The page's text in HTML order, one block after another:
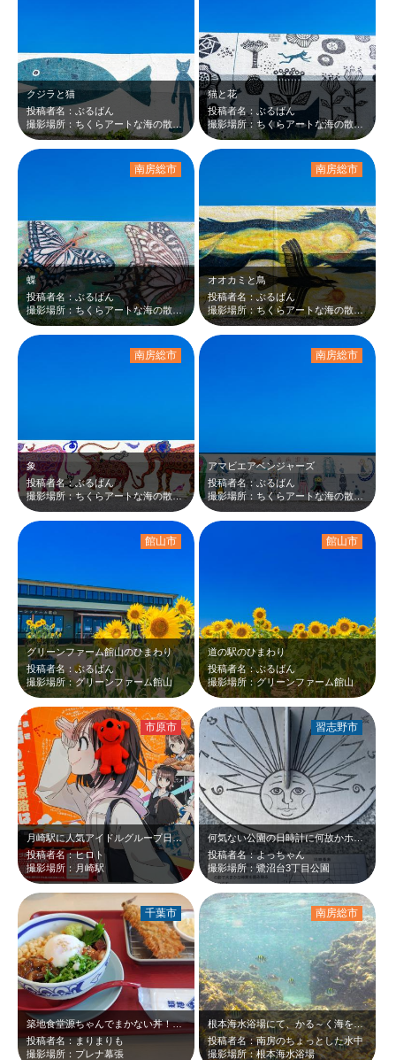
クジラと猫
投稿者名：ぶるばん
撮影場所：ちくらアートな海の散歩道
猫と花
投稿者名：ぶるばん
撮影場所：ちくらアートな海の散歩道
蝶
投稿者名：ぶるばん
撮影場所：ちくらアートな海の散歩道
南房総市
オオカミと鳥
投稿者名：ぶるばん
撮影場所：ちくらアートな海の散歩道
南房総市
象
投稿者名：ぶるばん
撮影場所：ちくらアートな海の散歩道
南房総市
アマビエアベンジャーズ
投稿者名：ぶるばん
撮影場所：ちくらアートな海の散歩道
南房総市
グリーンファーム館山のひまわり
投稿者名：ぶるばん
撮影場所：グリーンファーム館山
館山市
道の駅のひまわり
投稿者名：ぶるばん
撮影場所：グリーンファーム館山
館山市
月崎駅に人気アイドルグループ日向坂46の石塚瑶季ちゃんと小湊鉄道がコラボしたポ…
投稿者名：ヒロト
撮影場所：月崎駅
市原市
何気ない公園の日時計に何故かホッとします。
投稿者名：よっちゃん
撮影場所：鷺沼台3丁目公園
習志野市
築地食堂源ちゃんでまかない丼！たくさん混ぜ混ぜしていただきます！揚げたてのアジ…
投稿者名：まりまりも
撮影場所：プレナ幕張
千葉市
根本海水浴場にて、かる～く海を覗いて見るとヽ(｀▽´)/魚が沢山♪
投稿者名：南房のちょっとした水中
撮影場所：根本海水浴場
南房総市